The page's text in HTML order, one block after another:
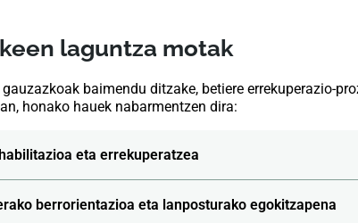
laguntza motak
baimendu ditzake, betiere errekuperazio-
honako hauek nabarmentzen dira:
eta errekuperatzea
berrorientazioa eta lanposturako egokitzapena